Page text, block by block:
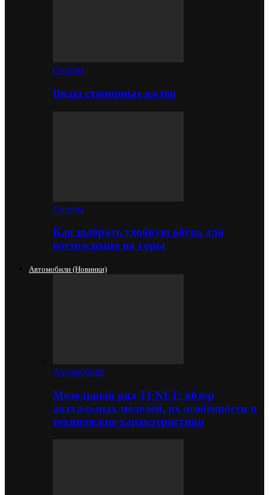
Советы
Виды стопорных колец
Советы
Как выбрать удобную обувь для
восхождения на горы
Автомобили (новинки)
Автомобили
Модельный ряд TENET: обзор
актуальных моделей, их особенности и
технические характеристики